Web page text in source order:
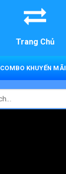
Trang Chủ
COMBO KHUYẾN MÃI